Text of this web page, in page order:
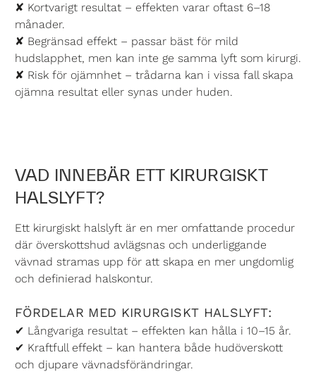
✘ Kortvarigt resultat – effekten varar oftast 6–18
månader.
✘ Begränsad effekt – passar bäst för mild
hudslapphet, men kan inte ge samma lyft som kirurgi.
✘ Risk för ojämnhet – trådarna kan i vissa fall skapa
ojämna resultat eller synas under huden.
VAD INNEBÄR ETT KIRURGISKT
HALSLYFT?
Ett kirurgiskt halslyft är en mer omfattande procedur
där överskottshud avlägsnas och underliggande
vävnad stramas upp för att skapa en mer ungdomlig
och definierad halskontur.
FÖRDELAR MED KIRURGISKT HALSLYFT:
✔ Långvariga resultat – effekten kan hålla i 10–15 år.
✔ Kraftfull effekt – kan hantera både hudöverskott
och djupare vävnadsförändringar.